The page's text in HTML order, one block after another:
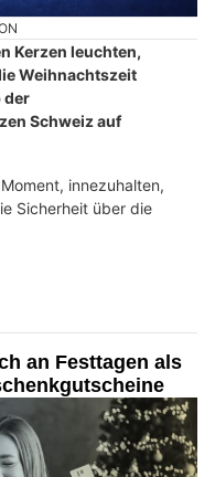
Kerzen leuchten,
Weihnachtszeit
der
Schweiz auf
innezuhalten,
Sicherheit über die
an Festtagen als